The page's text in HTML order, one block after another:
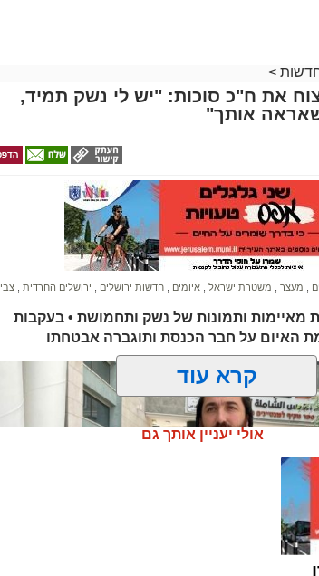
>
את ח"כ סוכות: "יש לי נשק תמיד,
אותך"
מעצר משטרת ישראל איומים חדשות ירושלים ירושלים החרדית
צבי
מאיימות ותמונות של נשק ותחמושת • בעקבות
האיום על חבר הכנסת ותוגברה אבטחתו
קרא עוד
אולי יעניין אותך גם